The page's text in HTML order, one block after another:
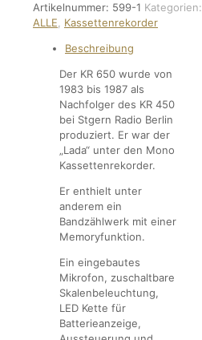
Artikelnummer: 599-1 Kategorien:
ALLE
Kassettenrekorder
Beschreibung
Der KR 650 wurde von
1983 bis 1987 als
Nachfolger des KR 450
bei Stgern Radio Berlin
produziert. Er war der
„Lada“ unter den Mono
Kassettenrekorder.
Er enthielt unter
anderem ein
Bandzählwerk mit einer
Memoryfunktion.
Ein eingebautes
Mikrofon, zuschaltbare
Skalenbeleuchtung,
LED Kette für
Batterieanzeige,